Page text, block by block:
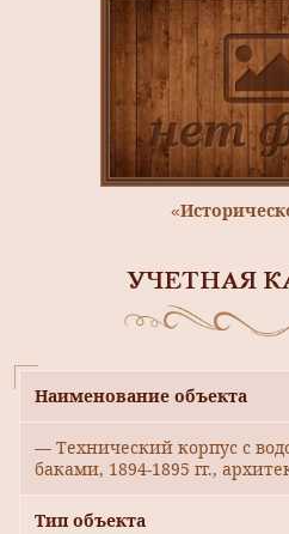
УЧЕТНАЯ
Наименование объекта
— Технический корпус с
баками, 1894-1895 гг.,
Тип объекта